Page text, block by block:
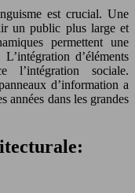
est crucial. Une
un public plus large et
permettent une
d’éléments
l’intégration sociale.
d’information a
années dans les grandes